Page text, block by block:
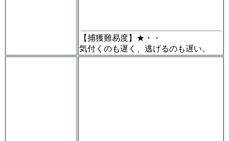
【捕獲難易度】 ★・・
気付くのも遅く、逃げるのも遅い。